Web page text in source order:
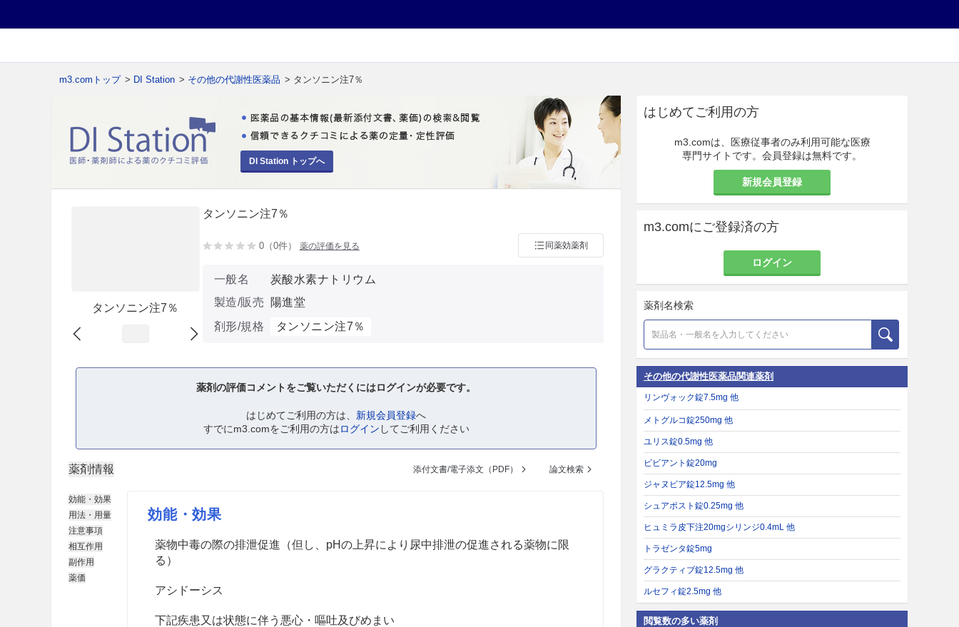
m3.comトップ > DI Station > その他の代謝性医薬品 > タンソニン注7％
DI Station トップへ
タンソニン注7％
タンソニン注7％
0（0件） 薬の評価を見る 同薬効薬剤
一般名
炭酸水素ナトリウム
製造/販売
陽進堂
剤形/規格
タンソニン注7％
薬剤の評価コメントをご覧いただくにはログインが必要です。
はじめてご利用の方は、 新規会員登録へ
すでにm3.comをご利用の方はログイン してご利用ください
薬剤情報 添付文書/電子添文（PDF） 論文検索
効能・効果
用法・用量
注意事項
相互作用
副作用
薬価
効能・効果
薬物中毒の際の排泄促進（但し、pHの上昇により尿中排泄の促進される薬物に限
る）
アシドーシス
下記疾患又は状態に伴う悪心・嘔吐及びめまい
はじめてご利用の方
m3.comは、医療従事者のみ利用可能な医療
専門サイトです。会員登録は無料です。
新規会員登録
m3.comにご登録済の方
ログイン
薬剤名検索
その他の代謝性医薬品関連薬剤
リンヴォック錠7.5mg 他
メトグルコ錠250mg 他
ユリス錠0.5mg 他
ビビアント錠20mg
ジャヌビア錠12.5mg 他
シュアポスト錠0.25mg 他
ヒュミラ皮下注20mgシリンジ0.4mL 他
トラゼンタ錠5mg
グラクティブ錠12.5mg 他
ルセフィ錠2.5mg 他
閲覧数の多い薬剤